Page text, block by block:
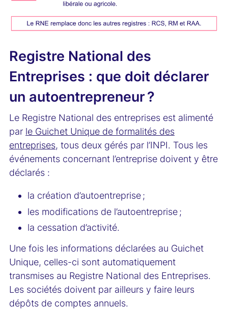
Registre National des
Entreprises : que doit déclarer
un autoentrepreneur ?
Le Registre National des entreprises est alimenté
par le Guichet Unique de formalités des
entreprises, tous deux gérés par l’INPI. Tous les
événements concernant l’entreprise doivent y être
déclarés :
la création d’autoentreprise ;
les modifications de l’autoentreprise ;
la cessation d’activité.
Une fois les informations déclarées au Guichet
Unique, celles-ci sont automatiquement
transmises au Registre National des Entreprises.
Les sociétés doivent par ailleurs y faire leurs
dépôts de comptes annuels.